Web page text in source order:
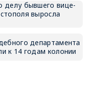
делу бывшего вице-
выросла
департамента
к 14 годам колонии